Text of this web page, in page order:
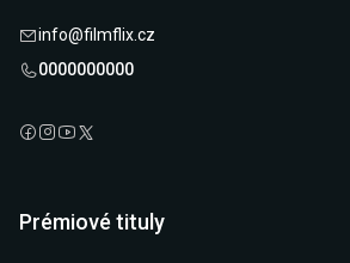
info@filmflix.cz
0000000000
Prémiové tituly